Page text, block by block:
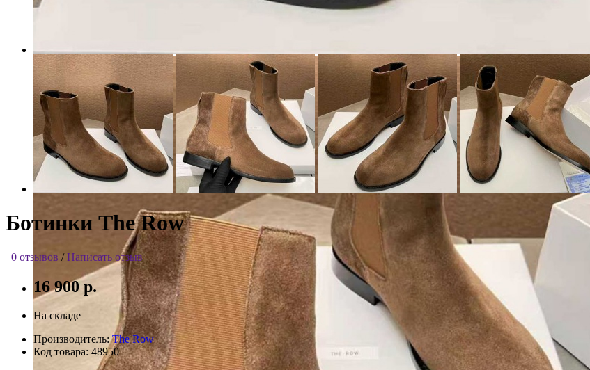
Ботинки The Row
0 отзывов / Написать отзыв
16 900 р.
На складе
Производитель: The Row
Код товара: 48950